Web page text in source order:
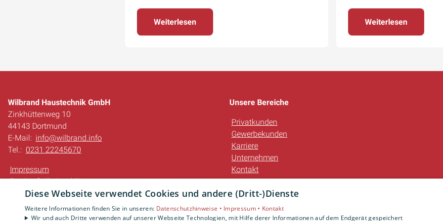
Weiterlesen Weiterlesen
Wilbrand Haustechnik GmbH
Zinkhüttenweg 10
44143 Dortmund
E-Mail: info@wilbrand.info
Tel.: 0231 22245670
Impressum
Barrierefreiheitserklärung
Datenschutzerklärung
AGB
Unsere Bereiche
Privatkunden
Gewerbekunden
Karriere
Unternehmen
Kontakt
Diese Webseite verwendet Cookies und andere (Dritt-)Dienste
Weitere Informationen finden Sie in unseren: Datenschutzhinweise • Impressum • Kontakt
Wir und auch Dritte verwenden auf unserer Webseite Technologien, mit Hilfe derer Informationen auf dem Endgerät gespeichert